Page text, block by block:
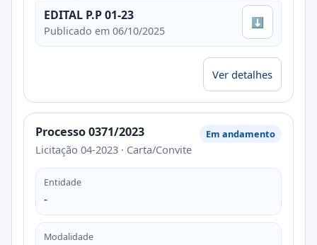
EDITAL P.P 01-23
Publicado em 06/10/2025
⬇
Ver detalhes
Processo 0371/2023
Licitação 04-2023 · Carta/Convite
Em andamento
Entidade
-
Modalidade